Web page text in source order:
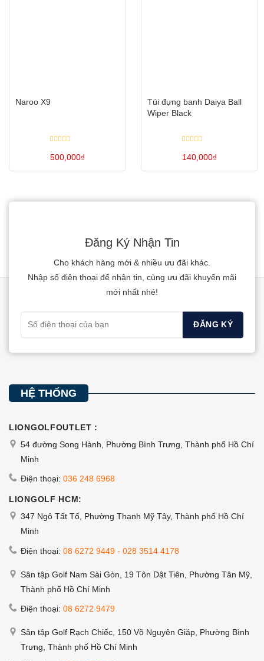
Naroo X9
xếp
0
500,000₫
Sản
này
Các
thể
được
trên
trang
phẩm
Túi đựng banh Daiya Ball
Wiper Black
xếp
0
140,000₫
Đăng Ký Nhận Tin
Cho khách hàng mới & nhiều ưu đãi khác.
Nhập số điện thoại để nhận tin, cùng ưu đãi khuyến mãi
mới nhất nhé!
HỆ THỐNG
LIONGOLFOUTLET :
54 đường Song Hành, Phường Bình Trưng, Thành phố Hồ Chí
Minh
Điện thoại: 036 248 6968
LIONGOLF HCM:
347 Ngô Tất Tố, Phường Thạnh Mỹ Tây, Thành phố Hồ Chí
Minh
Điện thoại: 08 6272 9449 - 028 3514 4178
Sân tập Golf Nam Sài Gòn, 19 Tôn Dật Tiên, Phường Tân Mỹ,
Thành phố Hồ Chí Minh
Điện thoại: 08 6272 9479
Sân tập Golf Rạch Chiếc, 150 Võ Nguyên Giáp, Phường Bình
Trưng, Thành phố Hồ Chí Minh